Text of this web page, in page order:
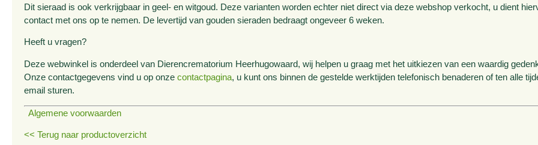
Dit sieraad is ook verkrijgbaar in geel- en witgoud. Deze varianten worden echter niet direct via deze webshop verkocht, u dient
contact met ons op te nemen. De levertijd van gouden sieraden bedraagt ongeveer 6 weken.
Heeft u vragen?
Deze webwinkel is onderdeel van Dierencrematorium Heerhugowaard, wij helpen u graag met het uitkiezen van een waardig
Onze contactgegevens vind u op onze contactpagina, u kunt ons binnen de gestelde werktijden telefonisch benaderen of ten alle
email sturen.
Algemene voorwaarden
<< Terug naar productoverzicht